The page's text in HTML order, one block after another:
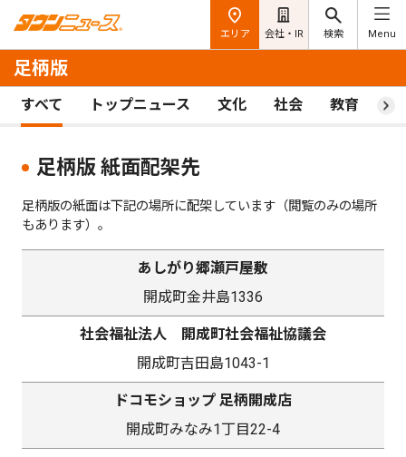
エリア 会社・IR 検索 Menu
足柄版
すべて トップニュース 文化 社会 教育 ス
足柄版 紙面配架先
足柄版の紙面は下記の場所に配架しています（閲覧のみの場所
もあります）。
あしがり郷瀬戸屋敷
開成町金井島1336
社会福祉法人 開成町社会福祉協議会
開成町吉田島1043-1
ドコモショップ 足柄開成店
開成町みなみ1丁目22-4